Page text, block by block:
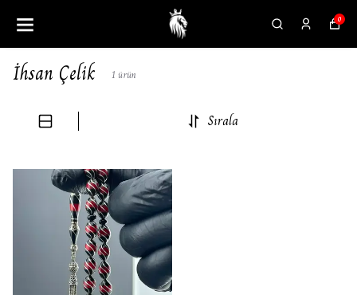
0
İhsan Çelik 1 ürün
Sırala